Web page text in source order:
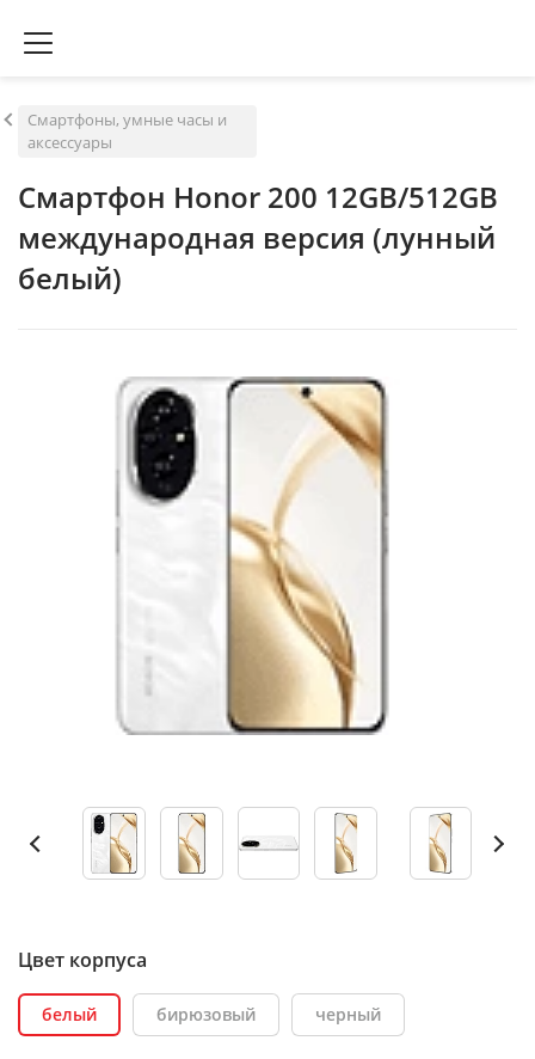
Смартфоны, умные часы и
аксессуары
Смартфон Honor 200 12GB/512GB
международная версия (лунный
белый)
Цвет корпуса
белый бирюзовый черный